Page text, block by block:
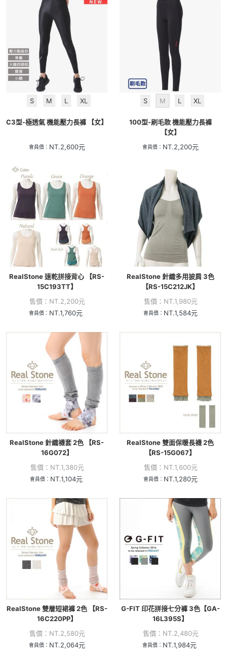
S M L XL
C3型-極透氣 機能壓力長褲 【女】
會員價： NT.2,600元
S M L XL
100型-刷毛款 機能壓力長褲
【女】
會員價： NT.2,200元
RealStone 速乾拼接背心 【RS-
15C193TT】
售價： NT.2,200元
會員價： NT.1,760元
RealStone 針織多用披肩 3色
【RS-15C212JK】
售價： NT.1,980元
會員價： NT.1,584元
RealStone 針織襪套 2色 【RS-
16G072】
售價： NT.1,380元
會員價： NT.1,104元
RealStone 雙面保暖長襪 2色
【RS-15G067】
售價： NT.1,600元
會員價： NT.1,280元
RealStone 雙層短裙褲 2色 【RS-
16C220PP】
售價： NT.2,580元
會員價： NT.2,064元
G-FIT 印花拼接七分褲 3色【GA-
16L395S】
售價： NT.2,480元
會員價： NT.1,984元